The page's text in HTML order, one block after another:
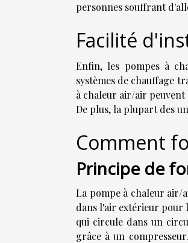
personnes souffrant
Facilité
Enfin, les pompes à
systèmes de chauffage
à chaleur air/air peuvent
De plus, la plupart des
Comment
Principe de
La pompe à chaleur air/
dans l'air extérieur pour
qui circule dans un
grâce à un